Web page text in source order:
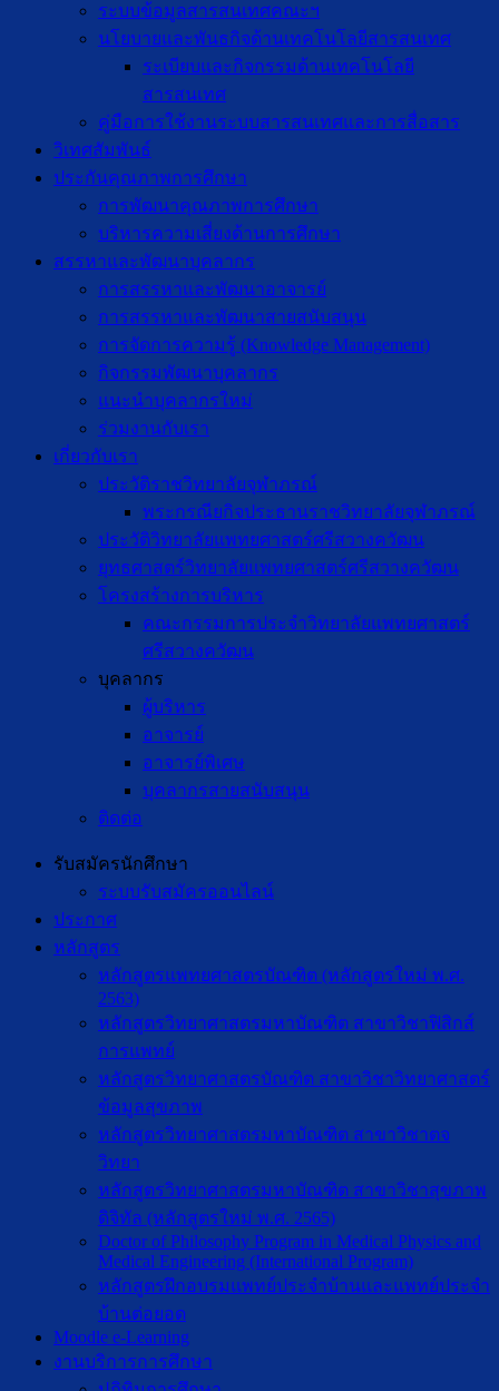
ระบบข้อมูลสารสนเทศคณะฯ
นโยบายและพันธกิจด้านเทคโนโลยีสารสนเทศ
ระเบียบและกิจกรรมด้านเทคโนโลยี
สารสนเทศ
คู่มือการใช้งานระบบสารสนเทศและการสื่อสาร
วิเทศสัมพันธ์
ประกันคุณภาพการศึกษา
การพัฒนาคุณภาพการศึกษา
บริหารความเสี่ยงด้านการศึกษา
สรรหาและพัฒนาบุคลากร
การสรรหาและพัฒนาอาจารย์
การสรรหาและพัฒนาสายสนับสนุน
การจัดการความรู้ (Knowledge Management)
กิจกรรมพัฒนาบุคลากร
แนะนำบุคลากรใหม่
ร่วมงานกับเรา
เกี่ยวกับเรา
ประวัติราชวิทยาลัยจุฬาภรณ์
พระกรณียกิจประธานราชวิทยาลัยจุฬาภรณ์
ประวัติวิทยาลัยแพทยศาสตร์ศรีสวางควัฒน
ยุทธศาสตร์วิทยาลัยแพทยศาสตร์ศรีสวางควัฒน
โครงสร้างการบริหาร
คณะกรรมการประจำวิทยาลัยแพทยศาสตร์
ศรีสวางควัฒน
บุคลากร
ผู้บริหาร
อาจารย์
อาจารย์พิเศษ
บุคลากรสายสนับสนุน
ติดต่อ
รับสมัครนักศึกษา
ระบบรับสมัครออนไลน์
ประกาศ
หลักสูตร
หลักสูตรแพทยศาสตรบัณฑิต (หลักสูตรใหม่ พ.ศ.
2563)
หลักสูตรวิทยาศาสตรมหาบัณฑิต สาขาวิชาฟิสิกส์
การแพทย์
หลักสูตรวิทยาศาสตรบัณฑิต สาขาวิชาวิทยาศาสตร์
ข้อมูลสุขภาพ
หลักสูตรวิทยาศาสตรมหาบัณฑิต สาขาวิชาตจ
วิทยา
หลักสูตรวิทยาศาสตรมหาบัณฑิต สาขาวิชาสุขภาพ
ดิจิทัล (หลักสูตรใหม่ พ.ศ. 2565)
Doctor of Philosophy Program in Medical Physics and
Medical Engineering (International Program)
หลักสูตรฝึกอบรมแพทย์ประจำบ้านและแพทย์ประจำ
บ้านต่อยอด
Moodle e-Learning
งานบริการการศึกษา